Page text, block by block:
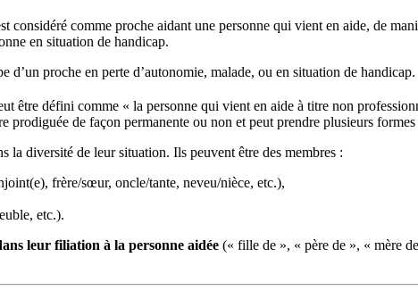
considéré comme proche aidant une personne qui vient en aide, de
en situation de handicap.
d’un proche en perte d’autonomie, malade, ou en situation de handicap.
être défini comme « la personne qui vient en aide à titre non
prodiguée de façon permanente ou non et peut prendre plusieurs
la diversité de leur situation. Ils peuvent être des membres :
frère/sœur, oncle/tante, neveu/nièce, etc.),
etc.).
leur filiation à la personne aidée (« fille de », « père de », « mère